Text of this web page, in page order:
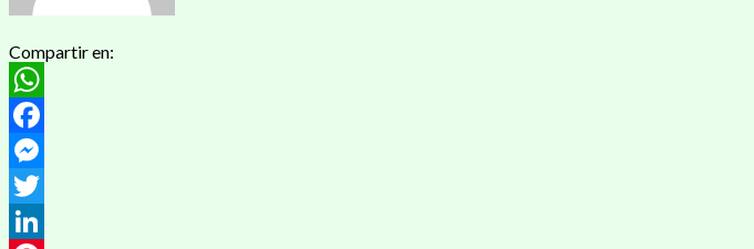
Compartir en:
WhatsApp
Facebook
Messenger
Twitter